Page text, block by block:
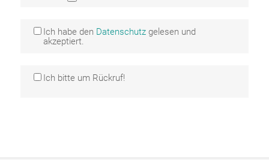
Ich habe den Datenschutzgelesen und
akzeptiert.
Ich bitte um Rückruf!